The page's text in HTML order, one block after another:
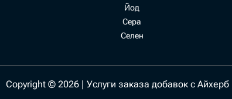
Йод
Сера
Селен
Copyright © 2026 | Услуги заказа добавок с Айхерб |